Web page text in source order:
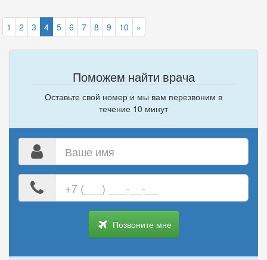
1 2 3 4 5 6 7 8 9 10 »
Поможем найти врача
Оставьте свой номер и мы вам перезвоним в
течение 10 минут
номер
телефона
Позвоните мне